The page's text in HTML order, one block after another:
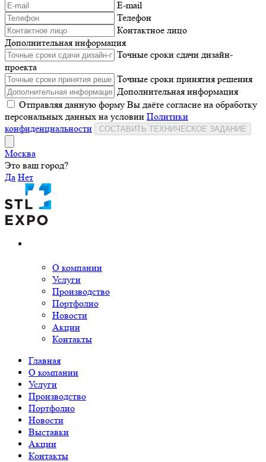
E-mail
Телефон
Контактное лицо
Дополнительная информация
Точные сроки сдачи дизайн-
проекта
Точные сроки принятия решения
Дополнительная информация
Отправляя данную форму Вы даёте согласие на обработку
персональных данных на условии Политики
конфиденциальности
СОСТАВИТЬ ТЕХНИЧЕСКОЕ ЗАДАНИЕ
Москва
Это ваш город?
Да Нет
О компании
Услуги
Производство
Портфолио
Новости
Акции
Контакты
Главная
О компании
Услуги
Производство
Портфолио
Новости
Выставки
Акции
Контакты